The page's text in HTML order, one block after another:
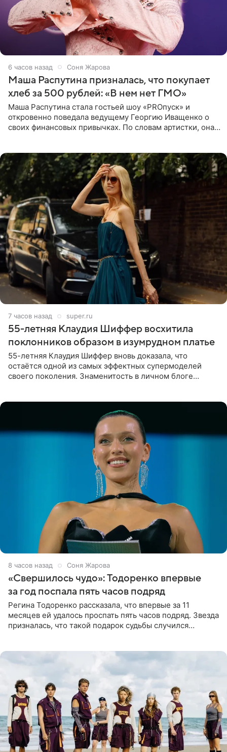
6 часов назад Соня Жарова
Маша Распутина призналась, что покупает
хлеб за 500 рублей: «В нем нет ГМО»
Маша Распутина стала гостьей шоу «PROпуск» и
откровенно поведала ведущему Георгию Иващенко о
своих финансовых привычках. По словам артистки, она
7 часов назад super.ru
55-летняя Клаудия Шиффер восхитила
поклонников образом в изумрудном платье
55-летняя Клаудия Шиффер вновь доказала, что
остаётся одной из самых эффектных супермоделей
своего поколения. Знаменитость в личном блоге
8 часов назад Соня Жарова
«Свершилось чудо»: Тодоренко впервые
за год поспала пять часов подряд
Регина Тодоренко рассказала, что впервые за 11
месяцев ей удалось проспать пять часов подряд. Звезда
призналась, что такой подарок судьбы случился